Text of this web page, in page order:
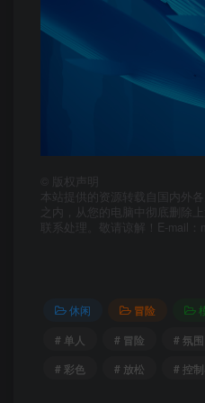
版权声明
本站提供的资源转载自国内外
之内，从您的电脑中彻底删除
联系处理。敬请谅解！E-mail：
休闲 冒险
# 单人
# 冒险 # 氛围
# 彩色
# 放松 # 控